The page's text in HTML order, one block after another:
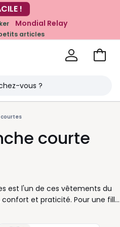
MOMENT
39€*
Mondial Relay
articles
Voir
courte
est l'un de ces vêtements du
et praticité. Pour une fille
les activités et les moments
reste essentiel. C’est